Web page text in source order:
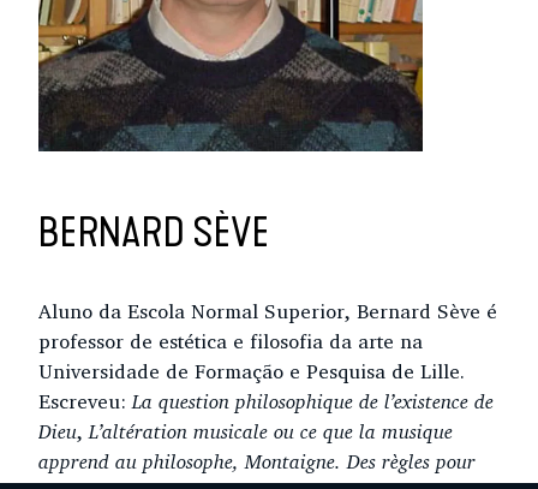
BERNARD SÈVE
Aluno da Escola Normal Superior, Bernard Sève é
professor de estética e filosofia da arte na
Universidade de Formação e Pesquisa de Lille.
Escreveu:La question philosophique de l’existence de
Dieu,L’altération musicale ou ce que la musique
apprend au philosophe, Montaigne. Des règles pour